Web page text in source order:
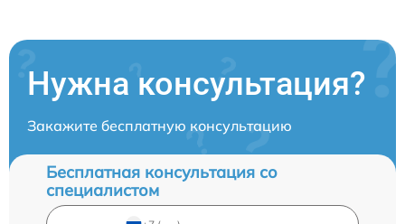
Нужна консультация?
Закажите бесплатную консультацию
Бесплатная консультация со
специалистом